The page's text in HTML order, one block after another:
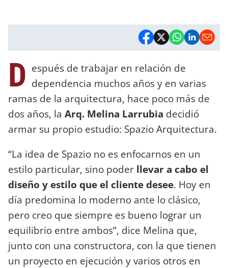
D espués de trabajar en relación de
dependencia muchos años y en varias
ramas de la arquitectura, hace poco más de
dos años, la Arq. Melina Larrubia decidió
armar su propio estudio: Spazio Arquitectura.
“La idea de Spazio no es enfocarnos en un
estilo particular, sino poder llevar a cabo el
diseño y estilo que el cliente desee. Hoy en
día predomina lo moderno ante lo clásico,
pero creo que siempre es bueno lograr un
equilibrio entre ambos”, dice Melina que,
junto con una constructora, con la que tienen
un proyecto en ejecución y varios otros en